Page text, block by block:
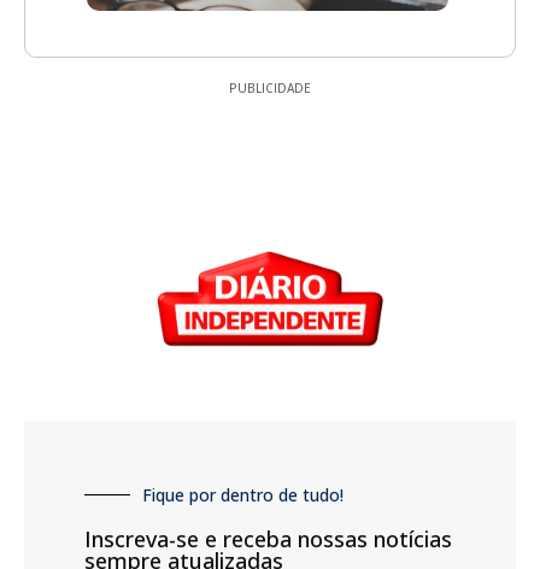
PUBLICIDADE
Fique por dentro de tudo!
Inscreva-se e receba nossas notícias
sempre atualizadas